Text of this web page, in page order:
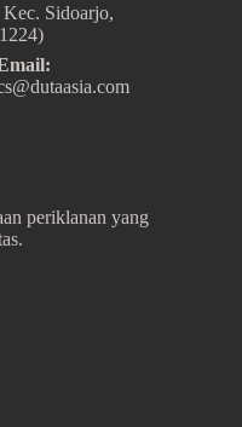
Sidoarjo,
periklanan yang